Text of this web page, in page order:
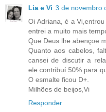
Lia e Vi 3 de novembro
Oi Adriana, é a
entrei a muito mais
Que Deus lhe abençoe
Quanto aos cabelos,
cansei de discutir a
ele contribuí 50% para
O esmalte ficou D+.
Milhões de beijos,Vi
Responder